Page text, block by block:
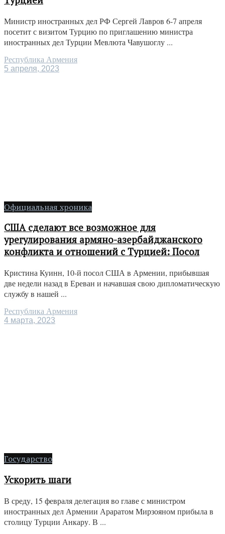
Министр иностранных дел РФ Сергей Лавров 6-7 апреля
посетит с визитом Турцию по приглашению министра
иностранных дел Турции Мевлюта Чавушоглу ...
Республика Армения
5 апреля, 2023
Официальная хроника
США сделают все возможное для
урегулирования армяно-азербайджанского
конфликта и отношений с Турцией: Посол
Кристина Куинн, 10-й посол США в Армении, прибывшая
две недели назад в Ереван и начавшая свою дипломатическую
службу в нашей ...
Республика Армения
4 марта, 2023
Государство
Ускорить шаги
В среду, 15 февраля делегация во главе с министром
иностранных дел Армении Араратом Мирзояном прибыла в
столицу Турции Анкару. В ...